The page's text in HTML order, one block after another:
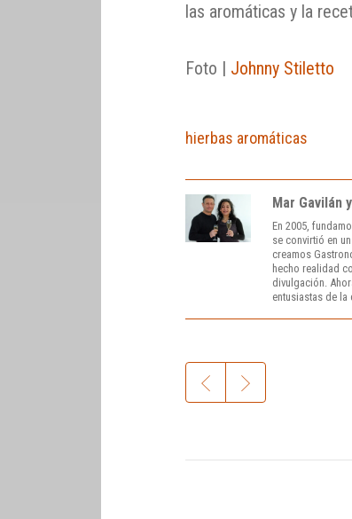
las aromáticas y la
Foto | Johnny Stiletto
hierbas aromáticas
Mar Gavilán
En 2005,
se convirtió en
creamos
hecho realidad
divulgación.
entusiastas de la